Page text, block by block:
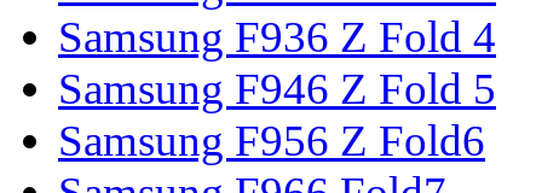
Samsung F936 Z Fold 4
Samsung F946 Z Fold 5
Samsung F956 Z Fold6